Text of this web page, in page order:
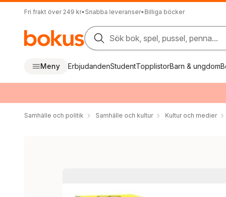
Fri frakt över 249 kr• Snabba leveranser• Billiga böcker
Sök bok, spel, pussel, penna...
Meny ErbjudandenStudentTopplistorBarn & ungdom
Samhälle och politik Samhälle och kultur Kultur och medier